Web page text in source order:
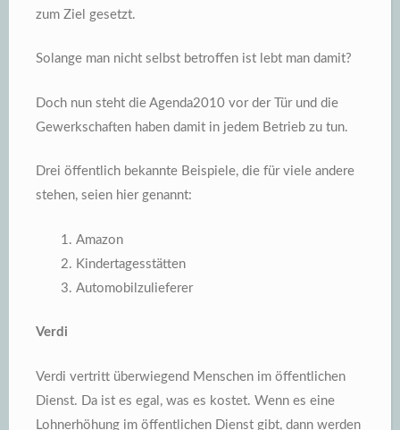
zum Ziel gesetzt.
Solange man nicht selbst betroffen ist lebt man damit?
Doch nun steht die Agenda2010 vor der Tür und die
Gewerkschaften haben damit in jedem Betrieb zu tun.
Drei öffentlich bekannte Beispiele, die für viele andere
stehen, seien hier genannt:
Amazon
Kindertagesstätten
Automobilzulieferer
Verdi
Verdi vertritt überwiegend Menschen im öffentlichen
Dienst. Da ist es egal, was es kostet. Wenn es eine
Lohnerhöhung im öffentlichen Dienst gibt, dann werden